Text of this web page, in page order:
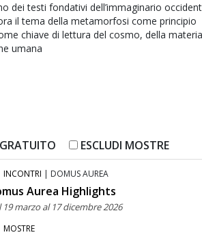
dei testi fondativi dell’immaginario
il tema della metamorfosi come principio
chiave di lettura del cosmo, della
umana
GRATUITO ESCLUDI MOSTRE
INCONTRI | DOMUS AUREA
Aurea Highlights
19 marzo al 17 dicembre 2026
MOSTRE